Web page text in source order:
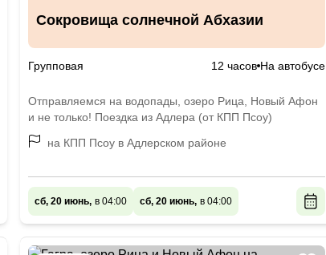
Сокровища солнечной Абхазии
Групповая 12 часов На автобусе
Отправляемся на водопады, озеро Рица, Новый Афон
и не только! Поездка из Адлера (от КПП Псоу)
на КПП Псоу в Адлерском районе
сб, 20 июнь, в 04:00 сб, 20 июнь, в 04:00